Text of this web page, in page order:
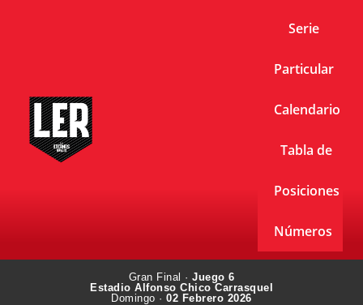
Serie
Particular
Calendario
Tabla de
Posiciones
Números
Gran Final · Juego 6
Estadio Alfonso Chico Carrasquel
Domingo ·02 Febrero 2026